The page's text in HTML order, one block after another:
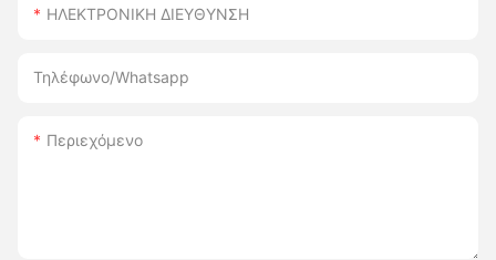
ΗΛΕΚΤΡΟΝΙΚΗ ΔΙΕΥΘΥΝΣΗ
Τηλέφωνο/whatsapp
Περιεχόμενο